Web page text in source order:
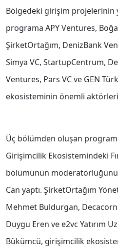
Bölgedeki girişim projelerinin
programa APY Ventures,
ŞirketOrtağım, DenizBank
Simya VC, StartupCentrum,
Ventures, Pars VC ve GEN
ekosisteminin önemli aktörleri
Üç bölümden oluşan
Girişimcilik Ekosistemindeki
bölümünün moderatörlüğünü
Can yaptı. ŞirketOrtağım
Mehmet Buldurgan,
Duygu Eren ve e2vc Yatırım
Bükümcü, girişimcilik